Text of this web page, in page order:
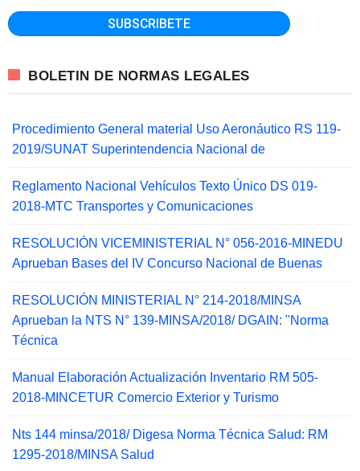
BOLETIN DE NORMAS LEGALES
Procedimiento General material Uso Aeronáutico RS 119-
2019/SUNAT Superintendencia Nacional de
Reglamento Nacional Vehículos Texto Único DS 019-
2018-MTC Transportes y Comunicaciones
RESOLUCIÓN VICEMINISTERIAL N° 056-2016-MINEDU
Aprueban Bases del IV Concurso Nacional de Buenas
RESOLUCIÓN MINISTERIAL N° 214-2018/MINSA
Aprueban la NTS N° 139-MINSA/2018/ DGAIN: "Norma
Técnica
Manual Elaboración Actualización Inventario RM 505-
2018-MINCETUR Comercio Exterior y Turismo
Nts 144 minsa/2018/ Digesa Norma Técnica Salud: RM
1295-2018/MINSA Salud